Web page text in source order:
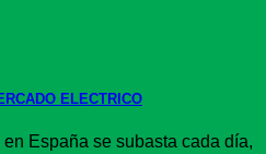
ELECTRICO
España se subasta cada día,